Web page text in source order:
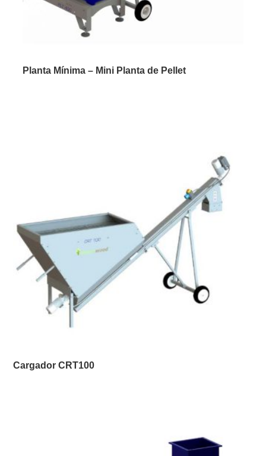
Planta Mínima – Mini Planta de Pellet
Cargador CRT100